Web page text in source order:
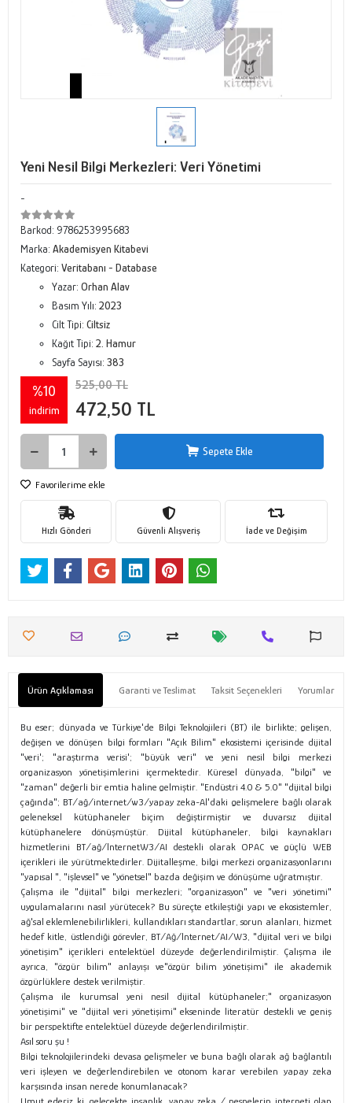
Yeni Nesil Bilgi Merkezleri: Veri Yönetimi
-
Barkod: 9786253995683
Marka: Akademisyen Kitabevi
Kategori: Veritabanı - Database
Yazar: Orhan Alav
Basım Yılı: 2023
Cilt Tipi: Ciltsiz
Kağıt Tipi: 2. Hamur
Sayfa Sayısı: 383
%10
indirim
525,00 TL
472,50 TL
Sepete Ekle
Favorilerime ekle
Hızlı Gönderi Güvenli Alışveriş İade ve Değişim
Ürün Açıklaması Garanti ve Teslimat Taksit Seçenekleri Yorumlar
Bu eser; dünyada ve Türkiye'de Bilgi Teknolojileri (BT) ile birlikte; gelişen,
değişen ve dönüşen bilgi formları "Açık Bilim" ekosistemi içerisinde dijital
"veri'; "araştırma verisi'; "büyük veri" ve yeni nesil bilgi merkezi
organizasyon yönetişimlerini içermektedir. Küresel dünyada, "bilgi" ve
"zaman" değerli bir emtia haline gelmiştir. "Endüstri 4.0 & 5.0" "dijital bilgi
çağında"; BT/ağ/internet/w3/yapay zeka-Al'daki gelişmelere bağlı olarak
geleneksel kütüphaneler biçim değiştirmiştir ve duvarsız dijital
kütüphanelere dönüşmüştür. Dijital kütüphanel­er, bilgi kaynakları
hizmetlerini BT/ağ/lnternetW3/AI destekli olarak OPAC ve güçlü WEB
içerikleri ile yürütmektedirler. Dijitalleşme, bilgi merkezi organi­zasyonlarını
"yapısal ", "işlevsel" ve "yönetsel" bazda değişim ve dönüşüme uğratmıştır.
Çalışma ile "dijital" bilgi merkezleri; "organizasyon" ve "veri yönetimi"
uygulama­larını nasıl yürütecek? Bu süreçte etkileştiği yapı ve ekosistemler,
ağ'sal eklemlen­ebilirlikleri, kullandıkları standartlar, sorun alanları, hizmet
hedef kitle, üstlendiği görevler, BT/Ağ/lnternet/AI/W3, "dijital veri ve bilgi
yönetişim" içerikleri entelek­tüel düzeyde değerlendirilmiştir. Çalışma ile
ayrıca, "özgür bilim" anlayışı ve"özgür bilim yönetişimi" ile akademik
özgürlüklere destek verilmiştir.
Çalışma ile kurumsal yeni nesil dijital kütüphaneler;" organizasyon
yönetişimi" ve "dijital veri yönetişimi" ekseninde literatür destekli ve geniş
bir perspektifte entelektüel düzeyde değerlendirilmiştir.
Asıl soru şu !
Bilgi teknolojilerindeki devasa gelişmeler ve buna bağlı olarak ağ bağlantılı
veri işleyen ve değerlendirebilen ve otonom karar verebilen yapay zeka
karşısında insan nerede konumlanacak?